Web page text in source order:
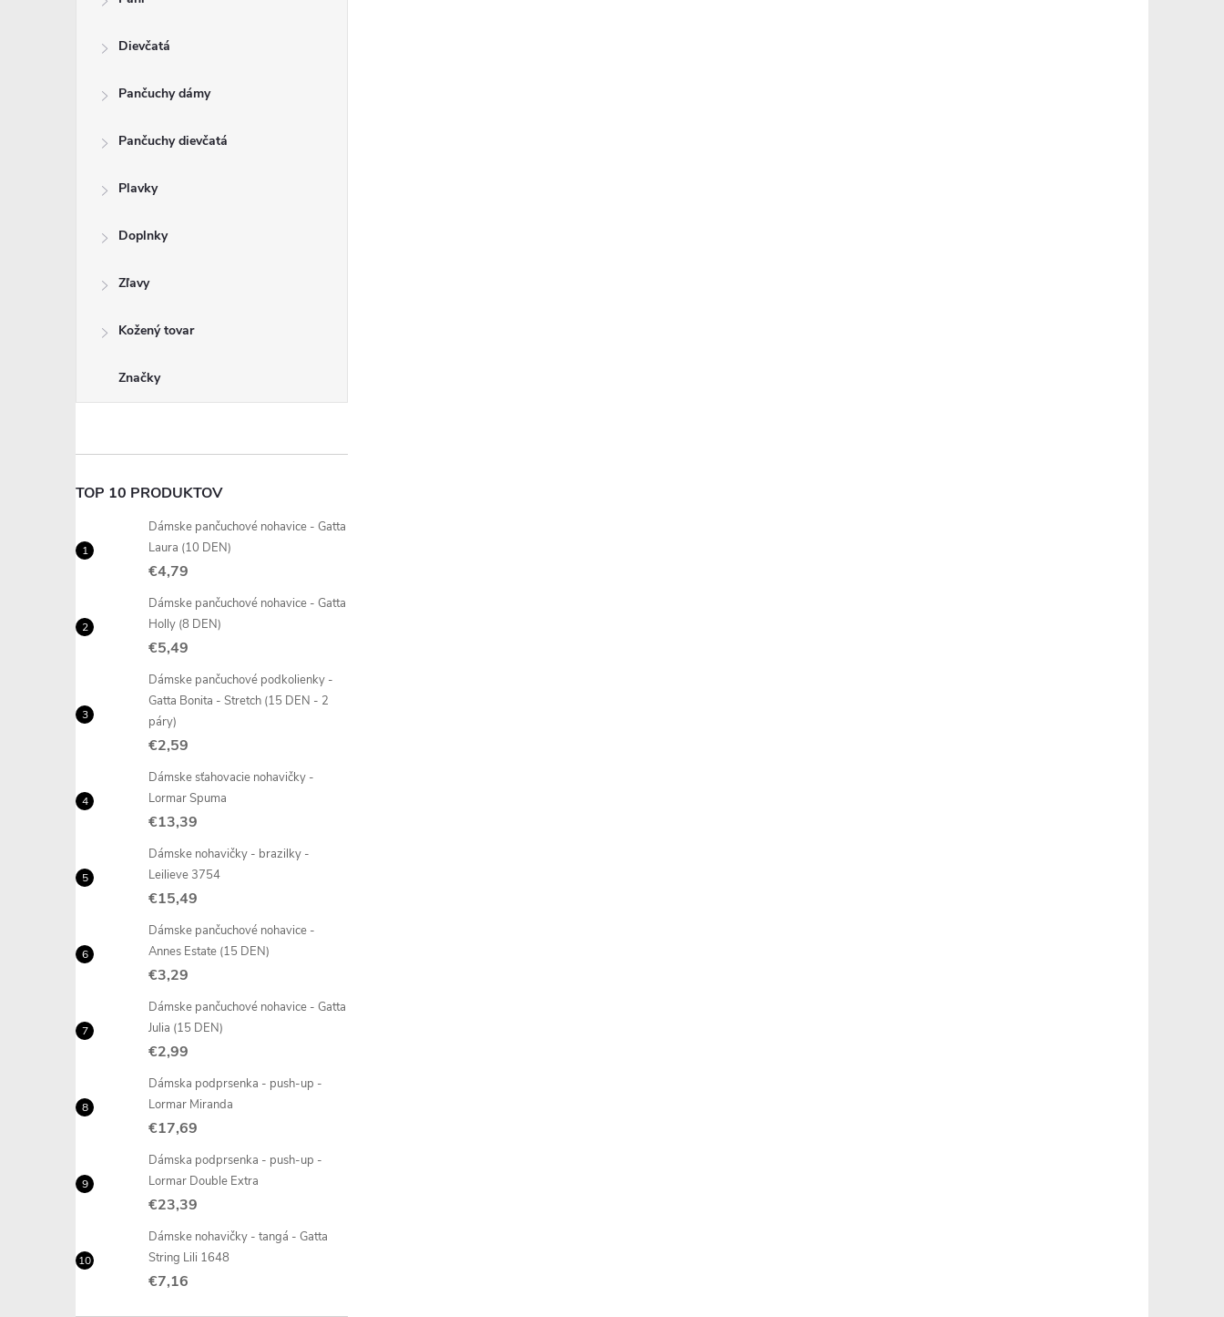
Dievčatá
Pančuchy dámy
Pančuchy dievčatá
Plavky
Doplnky
Zľavy
Kožený tovar
Značky
TOP 10 PRODUKTOV
Dámske pančuchové nohavice - Gatta
Laura (10 DEN)
€4,79
Dámske pančuchové nohavice - Gatta
Holly (8 DEN)
€5,49
Dámske pančuchové podkolienky -
Gatta Bonita - Stretch (15 DEN - 2
páry)
€2,59
Dámske sťahovacie nohavičky -
Lormar Spuma
€13,39
Dámske nohavičky - brazilky -
Leilieve 3754
€15,49
Dámske pančuchové nohavice -
Annes Estate (15 DEN)
€3,29
Dámske pančuchové nohavice - Gatta
Julia (15 DEN)
€2,99
Dámska podprsenka - push-up -
Lormar Miranda
€17,69
Dámska podprsenka - push-up -
Lormar Double Extra
€23,39
Dámske nohavičky - tangá - Gatta
String Lili 1648
€7,16